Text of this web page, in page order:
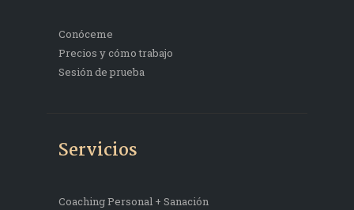
Conóceme
Precios y cómo trabajo
Sesión de prueba
Servicios
Coaching Personal + Sanación